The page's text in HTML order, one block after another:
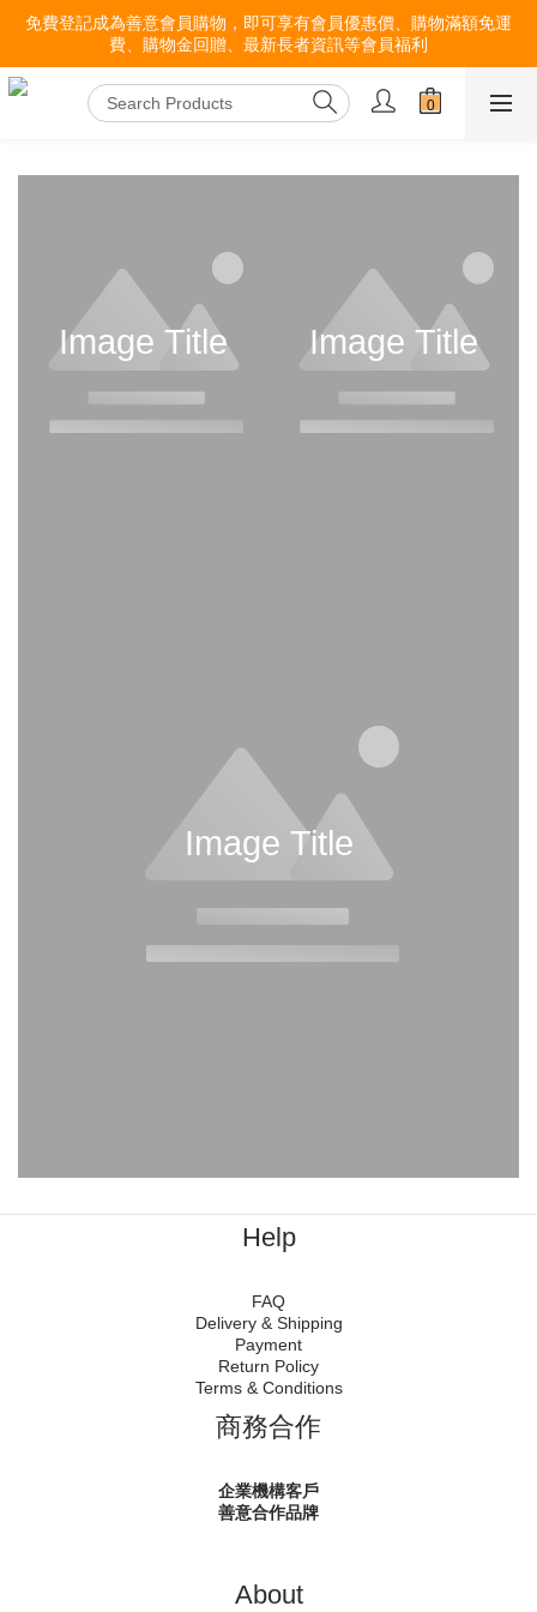
免費登記成為善意會員購物，即可享有會員優惠價、購物滿額免運
費、購物金回贈、最新長者資訊等會員福利
Image Title Image Title
Image Title
Help
FAQ
Delivery & Shipping
Payment
Return Policy
Terms & Conditions
商務合作
企業機構客戶
善意合作品牌
About